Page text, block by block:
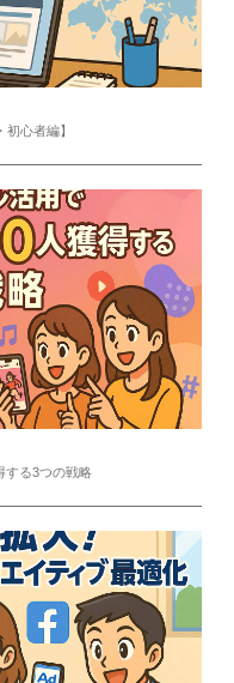
心者編】
する3つの戦略